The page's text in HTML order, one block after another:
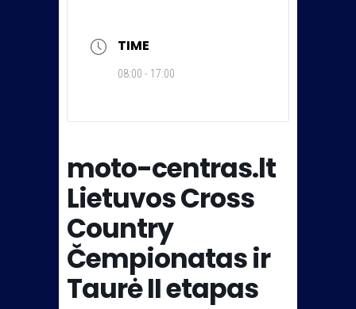
TIME
08:00 - 17:00
moto-centras.lt
Lietuvos Cross
Country
Čempionatas ir
Taurė II etapas